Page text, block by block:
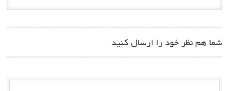
شما هم نظر خود را ارسال کنید